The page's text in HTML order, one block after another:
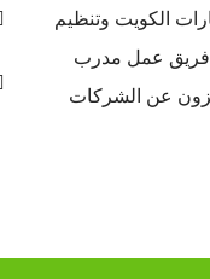
الكويت وتنظيم
فريق عمل مدرب
عن الشركات